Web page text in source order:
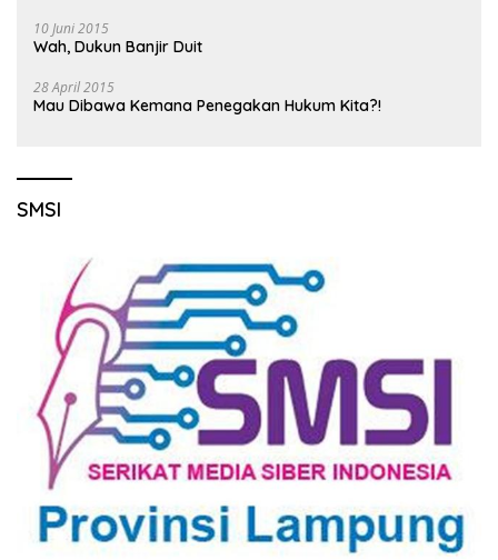
10 Juni 2015
Wah, Dukun Banjir Duit
28 April 2015
Mau Dibawa Kemana Penegakan Hukum Kita?!
SMSI